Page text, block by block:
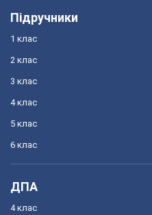
Підручники
1 клас
2 клас
3 клас
4 клас
5 клас
6 клас
ДПА
4 клас